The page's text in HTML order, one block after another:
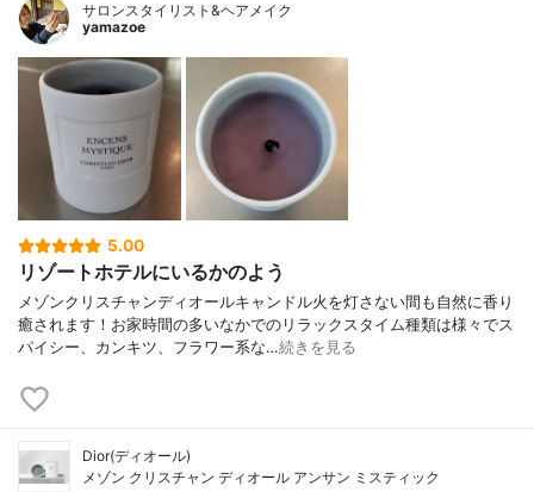
サロンスタイリスト&ヘアメイク
yamazoe
5.00
リゾートホテルにいるかのよう
メゾンクリスチャンディオールキャンドル火を灯さない間も自然に香り
癒されます！お家時間の多いなかでのリラックスタイム種類は様々でス
パイシー、カンキツ、フラワー系な…続きを見る
Dior(ディオール)
メゾン クリスチャン ディオール アンサン ミスティック